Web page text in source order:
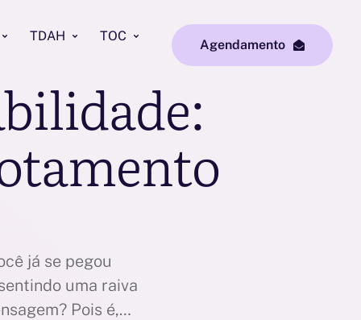
TDAH TOC
Agendamento
já se pegou
uma raiva
Pois é,